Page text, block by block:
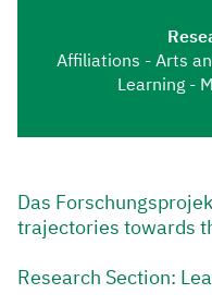
Affiliations - Arts
Learning -
Das
trajectories towards
Research Section: